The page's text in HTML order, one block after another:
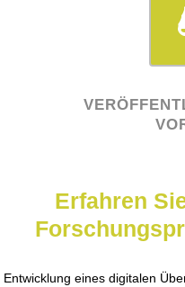
Erfahren
Entwicklung eines digitalen